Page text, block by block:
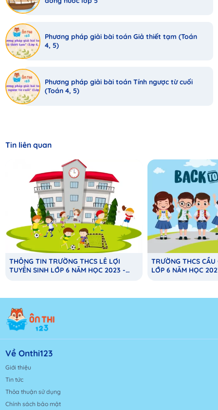
Phương pháp giải bài toán Giả thiết tạm (Toán
4, 5)
Phương pháp giải bài toán Tính ngược từ cuối
(Toán 4, 5)
Tin liên quan
THÔNG TIN TRƯỜNG THCS LÊ LỢI
TUYỂN SINH LỚP 6 NĂM HỌC 2023 -
TRƯỜNG THCS CẦU
LỚP 6 NĂM HỌC
Về Onthi123
Giới thiệu
Tin tức
Thỏa thuận sử dụng
Chính sách bảo mật